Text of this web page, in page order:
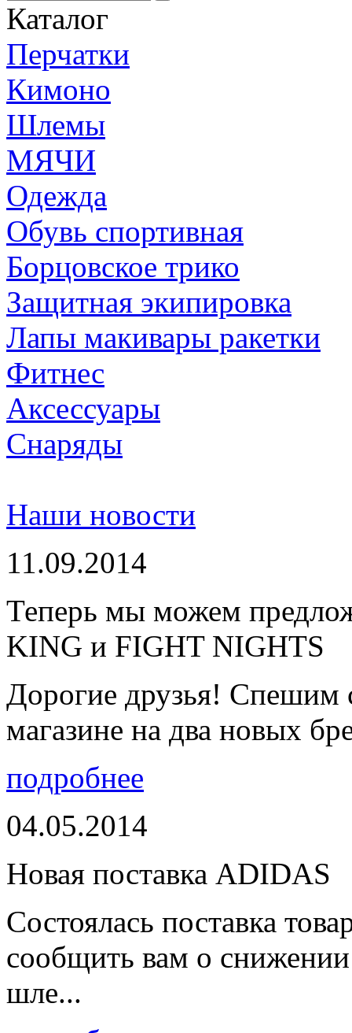
Каталог
Перчатки
Кимоно
Шлемы
МЯЧИ
Одежда
Обувь спортивная
Борцовское трико
Защитная экипировка
Лапы макивары ракетки
Фитнес
Аксессуары
Снаряды
Наши новости
11.09.2014
Теперь мы можем
KING и FIGHT NIGHTS
Дорогие друзья! Спешим
магазине на два новых
подробнее
04.05.2014
Новая поставка ADIDAS
Состоялась поставка
сообщить вам о
шле...